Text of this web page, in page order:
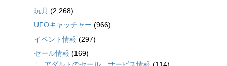
玩具 (2,268)
UFOキャッチャー (966)
イベント情報 (297)
セール情報 (169)
アダルトのセール、サービス情報 (114)